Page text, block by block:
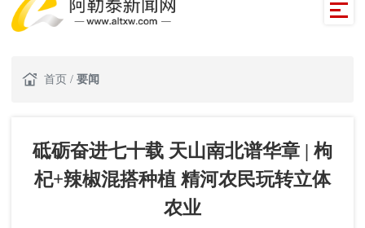
首页 / 要闻
砥砺奋进七十载 天山南北谱华章 | 枸
杞+辣椒混搭种植 精河农民玩转立体
农业